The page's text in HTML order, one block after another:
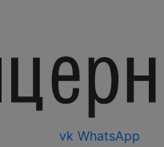
vk WhatsApp